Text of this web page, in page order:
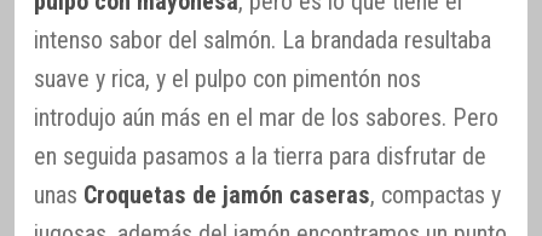
intenso sabor del salmón. La brandada resultaba
suave y rica, y el pulpo con pimentón nos
introdujo aún más en el mar de los sabores. Pero
en seguida pasamos a la tierra para disfrutar de
unas Croquetas de jamón caseras, compactas y